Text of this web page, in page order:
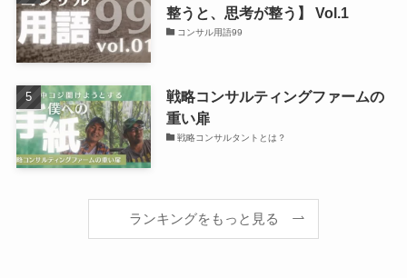
整うと、思考が整う】 Vol.1
コンサル用語99
戦略コンサルティングファームの
重い扉
戦略コンサルタントとは？
ランキングをもっと見る